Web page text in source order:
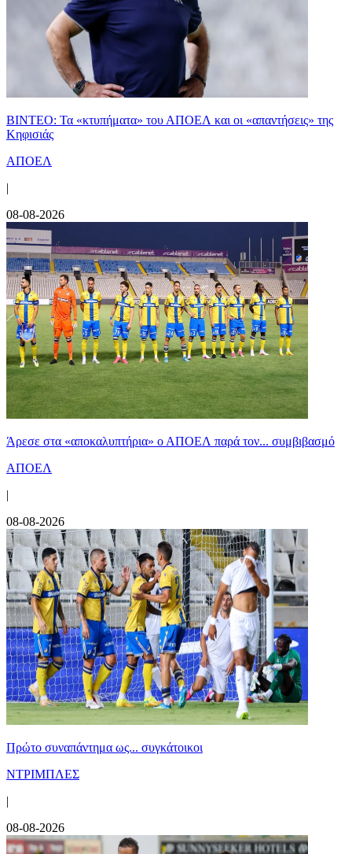
ΒΙΝΤΕΟ: Τα «κτυπήματα» του ΑΠΟΕΛ και οι «απαντήσεις» της
Κηφισιάς
ΑΠΟΕΛ
|
08-08-2026
Άρεσε στα «αποκαλυπτήρια» ο ΑΠΟΕΛ παρά τον... συμβιβασμό
ΑΠΟΕΛ
|
08-08-2026
Πρώτο συναπάντημα ως... συγκάτοικοι
ΝΤΡΙΜΠΛΕΣ
|
08-08-2026